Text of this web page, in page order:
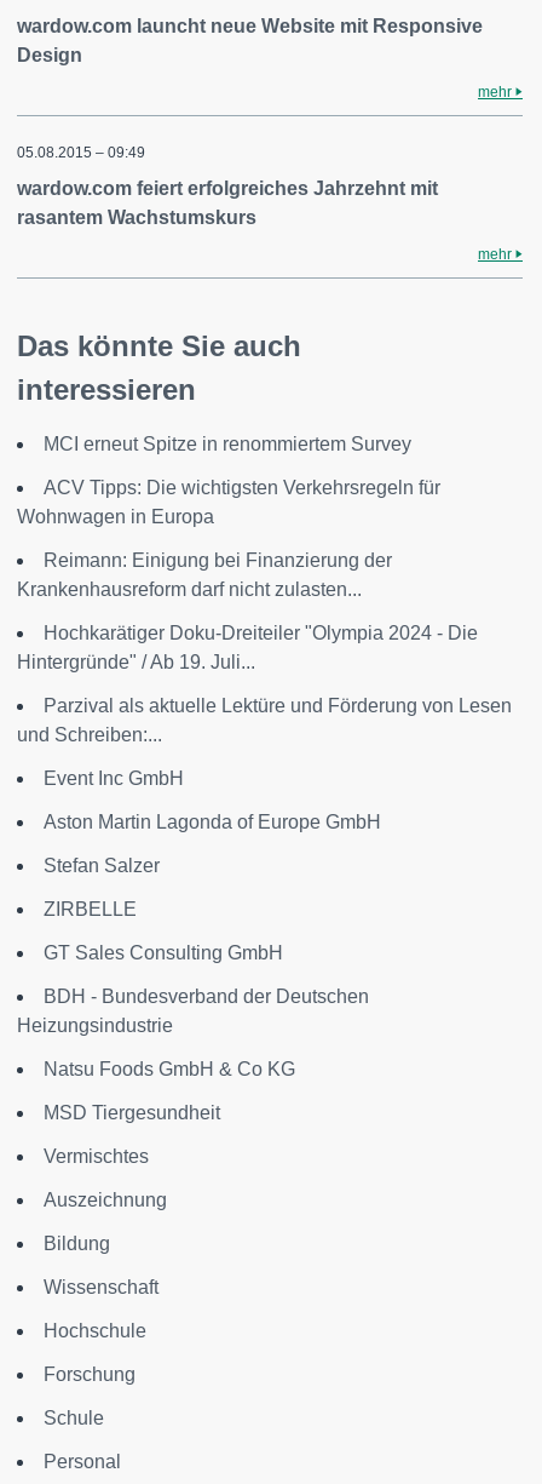
wardow.com launcht neue Website mit Responsive
Design
mehr
05.08.2015 – 09:49
wardow.com feiert erfolgreiches Jahrzehnt mit
rasantem Wachstumskurs
mehr
Das könnte Sie auch
interessieren
MCI erneut Spitze in renommiertem Survey
ACV Tipps: Die wichtigsten Verkehrsregeln für
Wohnwagen in Europa
Reimann: Einigung bei Finanzierung der
Krankenhausreform darf nicht zulasten...
Hochkarätiger Doku-Dreiteiler "Olympia 2024 - Die
Hintergründe" / Ab 19. Juli...
Parzival als aktuelle Lektüre und Förderung von Lesen
und Schreiben:...
Event Inc GmbH
Aston Martin Lagonda of Europe GmbH
Stefan Salzer
ZIRBELLE
GT Sales Consulting GmbH
BDH - Bundesverband der Deutschen
Heizungsindustrie
Natsu Foods GmbH & Co KG
MSD Tiergesundheit
Vermischtes
Auszeichnung
Bildung
Wissenschaft
Hochschule
Forschung
Schule
Personal